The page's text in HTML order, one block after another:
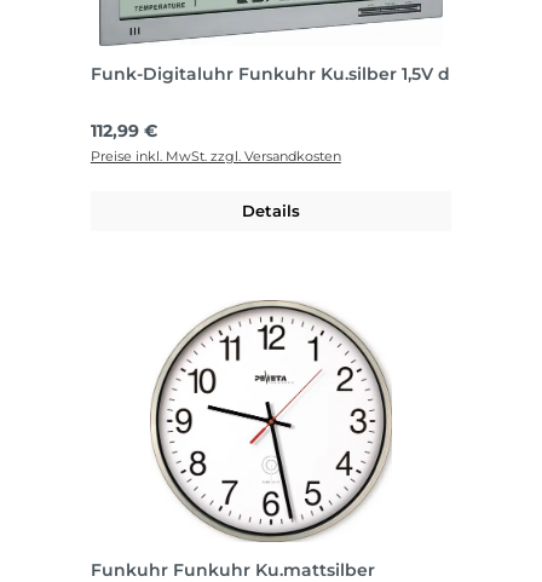
Funk-Digitaluhr Funkuhr Ku.silber 1,5V d
Regulärer Preis:
112,99 €
Preise inkl. MwSt. zzgl. Versandkosten
Details
Funkuhr Funkuhr Ku.mattsilber